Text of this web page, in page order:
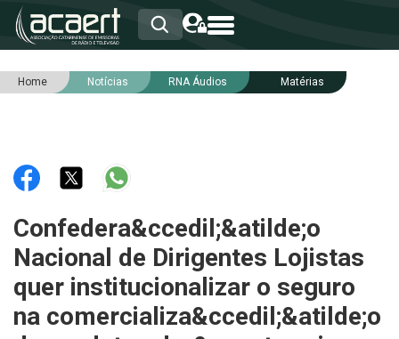
HOME
RNA
NOTÍCIAS
SERVIÇOS
INTEGRIDADE
Home Notícias RNA Áudios Matérias
Confedera&ccedil;&atilde;o
Nacional de Dirigentes Lojistas
quer institucionalizar o seguro
na comercializa&ccedil;&atilde;o